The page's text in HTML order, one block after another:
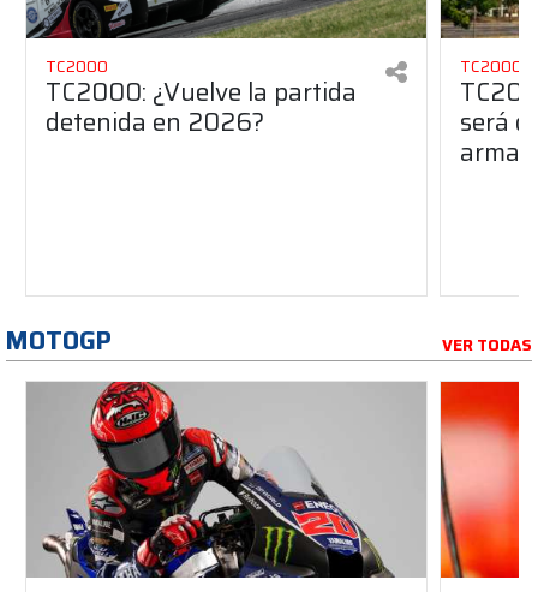
TC2000
TC2000: ¿Vuelve la partida
detenida en 2026?
TC2000
será
MOTOGP VER TODAS